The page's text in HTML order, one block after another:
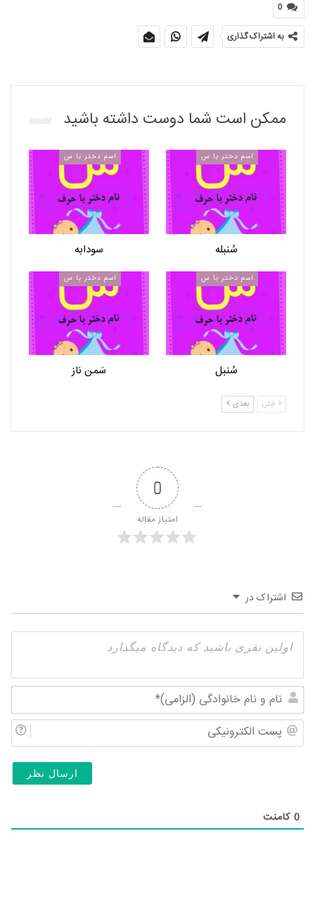
0
به اشتراک گذاری
ممکن است شما دوست داشته باشید
اسم دختر با س
سُنبله
اسم دختر با س
سودابه
اسم دختر با س
سُنبل
اسم دختر با س
سَمن ناز
قبلی بعدی
0
امتیاز مقاله
اشتراک در
و
0 کامنت